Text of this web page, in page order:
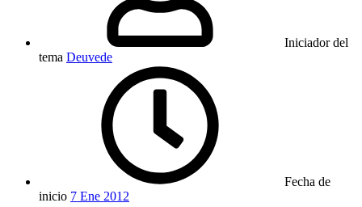
Iniciador del
tema Deuvede
Fecha de
inicio 7 Ene 2012